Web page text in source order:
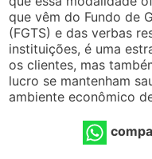
que vêm do Fundo de
(FGTS) e das verbas
instituições, é uma
os clientes, mas
lucro se mantenham
ambiente econômico